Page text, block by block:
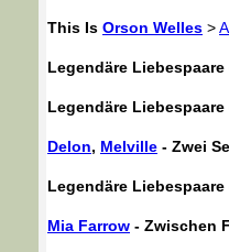
This Is Orson Welles >
Legendäre
Legendäre
Delon, Melville - Zwei
Legendäre
Mia Farrow - Zwischen